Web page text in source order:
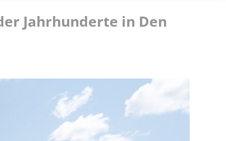
Jahrhunderte in Den